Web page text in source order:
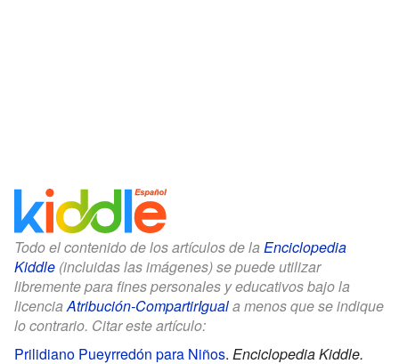
Todo el contenido de los artículos de la Enciclopedia
Kiddle (incluidas las imágenes) se puede utilizar
libremente para fines personales y educativos bajo la
licenciaAtribución-CompartirIguala menos que se indique
lo contrario. Citar este artículo:
Prilidiano Pueyrredón para Niños. Enciclopedia Kiddle.